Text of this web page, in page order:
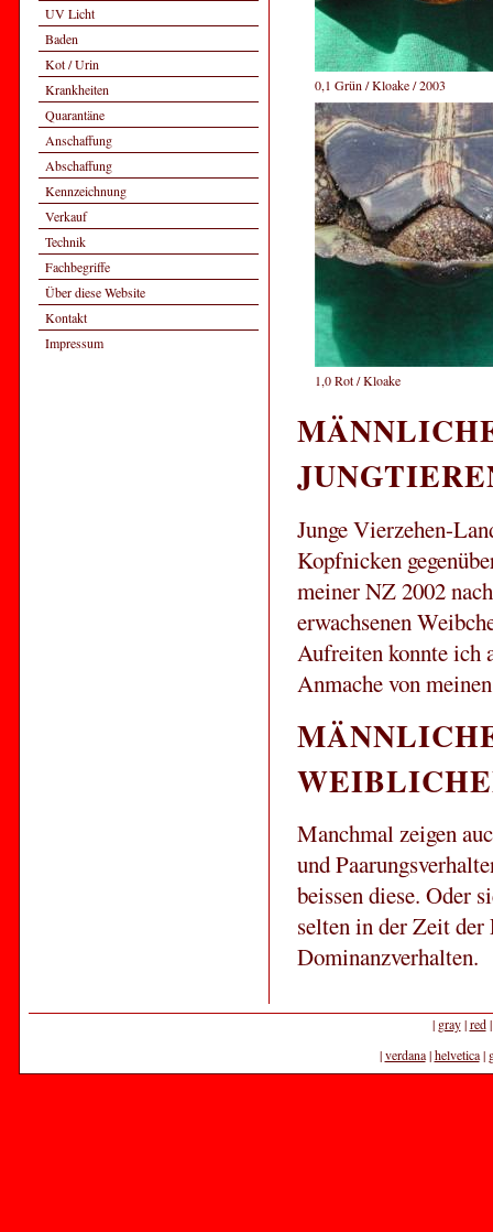
UV Licht
Baden
Kot / Urin
Krankheiten
Quarantäne
Anschaffung
Abschaffung
Kennzeichnung
Verkauf
Technik
Fachbegriffe
Über diese Website
Kontakt
Impressum
0,1 Grün / Kloake / 2003
1,0 Rot / Kloake
Junge Vierzehen-
Kopfnicken
meiner NZ 2002
erwachsenen
Aufreiten konnte ich
Anmache von
Manchmal zeigen
und
beissen diese. Oder
selten in der Zeit der
Dominanzverhalten.
| gray|red
|verdana|helvetica|